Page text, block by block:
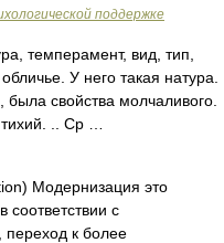
поддержке
темперамент, вид, тип,
У него такая натура.
свойства молчаливого.
.. Ср …
Модернизация это
соответствии с
переход к более